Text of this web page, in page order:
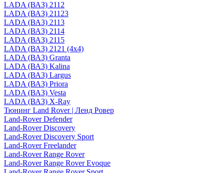
LADA (ВАЗ) 2112
LADA (ВАЗ) 21123
LADA (ВАЗ) 2113
LADA (ВАЗ) 2114
LADA (ВАЗ) 2115
LADA (ВАЗ) 2121 (4x4)
LADA (ВАЗ) Granta
LADA (ВАЗ) Kalina
LADA (ВАЗ) Largus
LADA (ВАЗ) Priora
LADA (ВАЗ) Vesta
LADA (ВАЗ) X-Ray
Тюнинг Land Rover | Ленд Ровер
Land-Rover Defender
Land-Rover Discovery
Land-Rover Discovery Sport
Land-Rover Freelander
Land-Rover Range Rover
Land-Rover Range Rover Evoque